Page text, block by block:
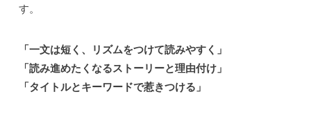
す。
「一文は短く、リズムをつけて読みやすく」
「読み進めたくなるストーリーと理由付け」
「タイトルとキーワードで惹きつける」